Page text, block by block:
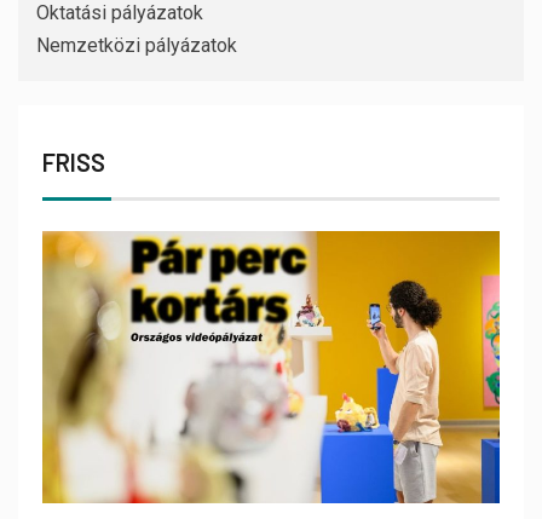
Oktatási pályázatok
Nemzetközi pályázatok
FRISS